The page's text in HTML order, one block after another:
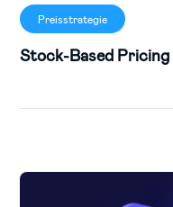
Preisstrategie
Stock-Based Pricing